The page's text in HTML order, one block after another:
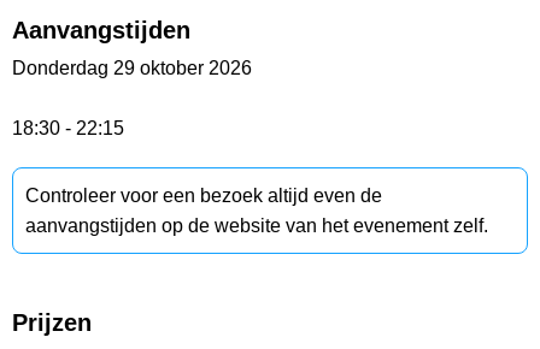
Aanvangstijden
Donderdag 29 oktober 2026
18:30 - 22:15
Controleer voor een bezoek altijd even de
aanvangstijden op de website van het evenement zelf.
Prijzen